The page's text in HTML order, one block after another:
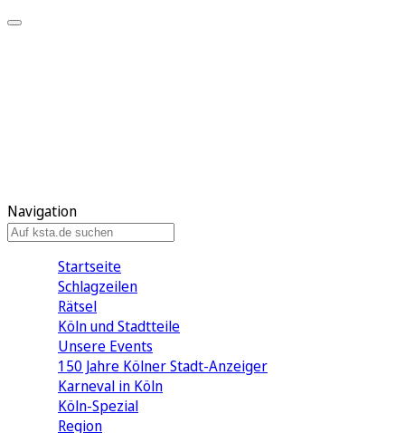
Navigation
Startseite
Schlagzeilen
Rätsel
Köln und Stadtteile
Unsere Events
150 Jahre Kölner Stadt-Anzeiger
Karneval in Köln
Köln-Spezial
Region